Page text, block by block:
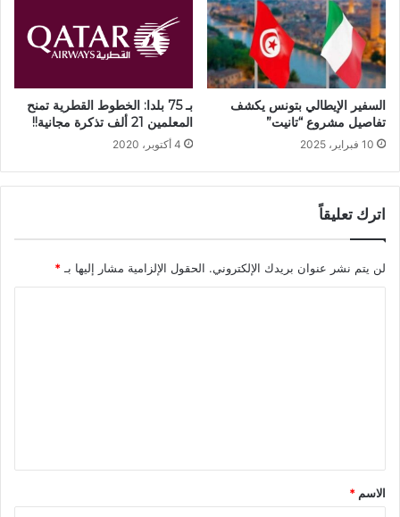
السفير الإيطالي بتونس يكشف
تفاصيل مشروع “تانيت”
10 فبراير، 2025
بـ 75 بلدا: الخطوط القطرية تمنح
المعلمين 21 ألف تذكرة مجانية!!
4 أكتوبر، 2020
اترك تعليقاً
لن يتم نشر عنوان بريدك الإلكتروني. الحقول الإلزامية مشار إليها بـ*
*
الاسم *